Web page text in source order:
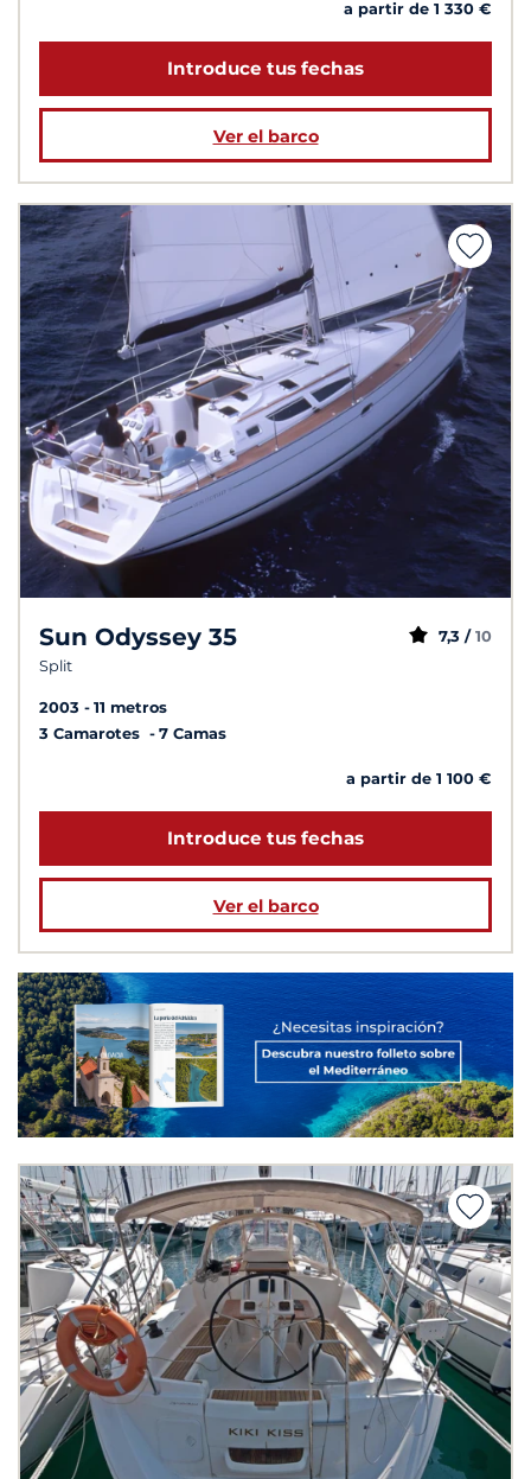
a partir de 1 330 €
Introduce tus fechas
Ver el barco
Sun Odyssey 35
Split
7,3 / 10
2003
11 metros
3 Camarotes
7 Camas
a partir de 1 100 €
Introduce tus fechas
Ver el barco